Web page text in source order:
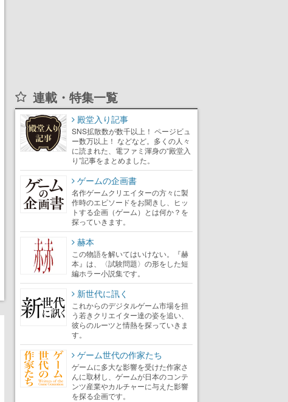
連載・特集一覧
殿堂入り記事
SNS拡散数が数千以上！ ページビュ
ー数万以上！ などなど。多くの人々
に読まれた、電ファミ渾身の“殿堂入
り”記事をまとめました。
ゲームの企画書
名作ゲームクリエイターの方々に製
作時のエピソードをお聞きし、ヒッ
トする企画（ゲーム）とは何か？を
探っていきます。
赫本
この物語を解いてはいけない。『赫
本』は、〈試験問題〉の形をした短
編ホラー小説集です。
新世代に訊く
これからのデジタルゲーム市場を担
う若きクリエイター達の姿を追い、
彼らのルーツと情熱を探っていきま
す。
ゲーム世代の作家たち
ゲームに多大な影響を受けた作家さ
んに取材し、ゲームが日本のコンテ
ンツ産業やカルチャーに与えた影響
を探る企画です。